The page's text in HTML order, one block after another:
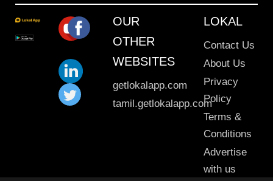
OUR
OTHER
WEBSITES
getlokalapp.com
tamil.getlokalapp.com
LOKAL
Contact Us
About Us
Privacy
Policy
Terms &
Conditions
Advertise
with us